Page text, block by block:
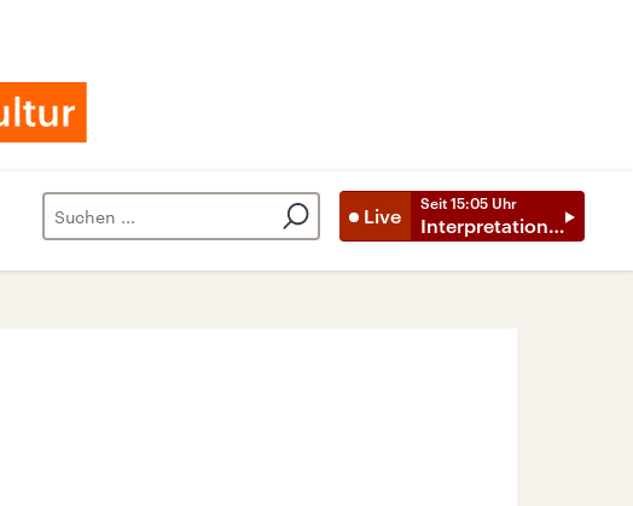
Live
Seit 15:05 Uhr
Interpretationen